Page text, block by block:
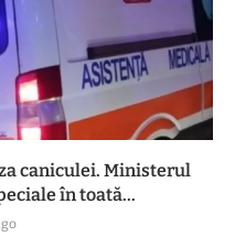
caniculei. Ministerul
în toată...